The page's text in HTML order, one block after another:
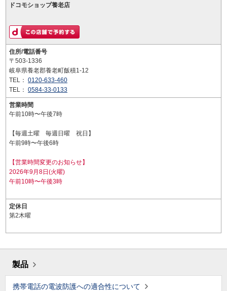
ドコモショップ養老店
住所/電話番号
〒503-1336
岐阜県養老郡養老町飯積1-12
TEL： 0120-633-460
TEL： 0584-33-0133
営業時間
午前10時〜午後7時
【毎週土曜 毎週日曜 祝日】
午前9時〜午後6時
【営業時間変更のお知らせ】
2026年9月8日(火曜)
午前10時〜午後3時
定休日
第2木曜
製品
携帯電話の電波防護への適合性について